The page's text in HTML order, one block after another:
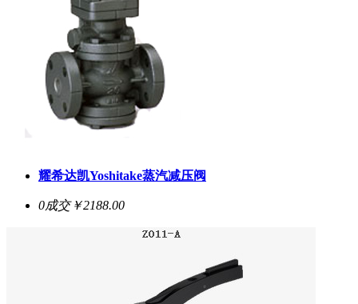
耀希达凯Yoshitake蒸汽减压阀
0成交￥2188.00